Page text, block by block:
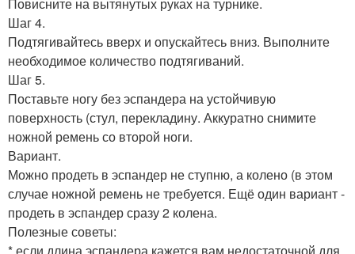
Повисните на вытянутых руках на турнике.
Шаг 4.
Подтягивайтесь вверх и опускайтесь вниз. Выполните
необходимое количество подтягиваний.
Шаг 5.
Поставьте ногу без эспандера на устойчивую
поверхность (стул, перекладину. Аккуратно снимите
ножной ремень со второй ноги.
Вариант.
Можно продеть в эспандер не ступню, а колено (в этом
случае ножной ремень не требуется. Ещё один вариант -
продеть в эспандер сразу 2 колена.
Полезные советы: